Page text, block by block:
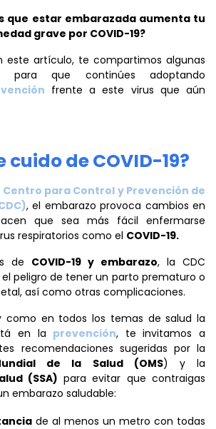
que estar embarazada aumenta tu
grave por COVID-19?
este artículo, te compartimos algunas
para que continúes adoptando
frente a este virus que aún
cuido de COVID-19?
Centro para Control y Prevención de
, el embarazo provoca cambios en
que sea más fácil enfermarse
respiratorios como el COVID-19.
de COVID-19 y embarazo, la CDC
peligro de tener un parto prematuro o
así como otras complicaciones.
como en todos los temas de salud la
en la prevención, te invitamos a
recomendaciones sugeridas por la
de la Salud (OMS) y la
(SSA) para evitar que contraigas
embarazo saludable:
de al menos un metro con todas